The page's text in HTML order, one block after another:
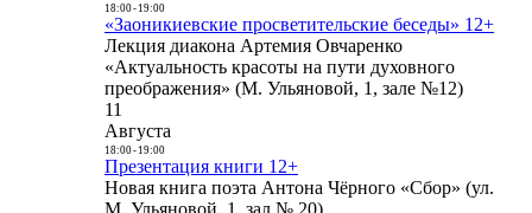
18:00- 19:00
«Заоникиевские просветительские беседы» 12+
Лекция диакона Артемия Овчаренко
«Актуальность красоты на пути духовного
преображения» (М. Ульяновой, 1, зале №12)
11
Августа
18:00- 19:00
Презентация книги 12+
Новая книга поэта Антона Чёрного «Сбор» (ул.